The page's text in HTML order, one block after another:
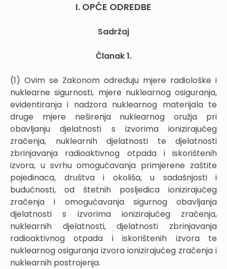
I. OPĆE ODREDBE
Sadržaj
Članak 1.
(1) Ovim se Zakonom određuju mjere radiološke i
nuklearne sigurnosti, mjere nuklearnog osiguranja,
evidentiranja i nadzora nuklearnog materijala te
druge mjere neširenja nuklearnog oružja pri
obavljanju djelatnosti s izvorima ionizirajućeg
zračenja, nuklearnih djelatnosti te djelatnosti
zbrinjavanja radioaktivnog otpada i iskorištenih
izvora, u svrhu omogućavanja primjerene zaštite
pojedinaca, društva i okoliša, u sadašnjosti i
budućnosti, od štetnih posljedica ionizirajućeg
zračenja i omogućavanja sigurnog obavljanja
djelatnosti s izvorima ionizirajućeg zračenja,
nuklearnih djelatnosti, djelatnosti zbrinjavanja
radioaktivnog otpada i iskorištenih izvora te
nuklearnog osiguranja izvora ionizirajućeg zračenja i
nuklearnih postrojenja.